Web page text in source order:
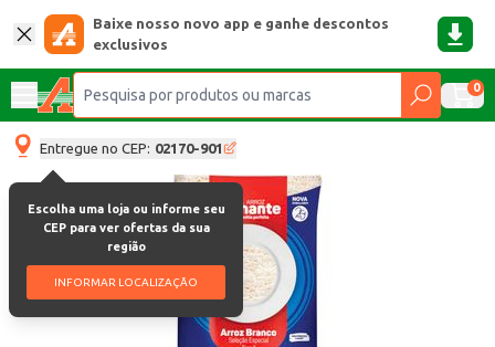
Baixe nosso novo app e ganhe descontos
exclusivos
0
Entregue no CEP: 02170-901
Escolha uma loja ou informe seu
CEP para ver ofertas da sua
região
INFORMAR LOCALIZAÇÃO